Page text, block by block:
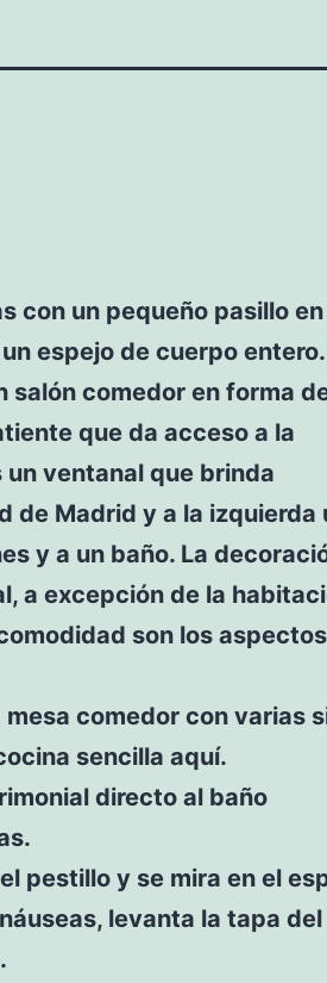
con un pequeño pasillo en
espejo de cuerpo
comedor en forma
que da acceso a la
ventanal que brinda
de Madrid y a la izquierda
y a un baño. La
a excepción de la
son los aspectos
comedor con varias
sencilla aquí.
directo al baño
pestillo y se mira en el
levanta la tapa del